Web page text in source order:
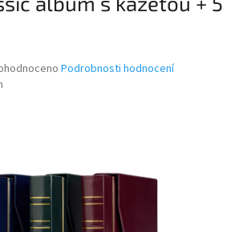
Podrobnosti hodnocení